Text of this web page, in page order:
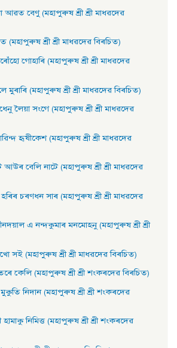
আৱত বেণু (মহাপুৰুষ শ্ৰী শ্ৰী মাধৱদেৱ
(মহাপুৰুষ শ্ৰী শ্ৰী মাধৱদেৱ বিৰচিত)
গােহাৰি (মহাপুৰুষ শ্ৰী শ্ৰী মাধৱদেৱ
মুৰাৰি (মহাপুৰুষ শ্ৰী শ্ৰী মাধৱদেৱ বিৰচিত)
লৈয়া সংগে (মহাপুৰুষ শ্ৰী শ্ৰী মাধৱদেৱ
হৃষীকেশ (মহাপুৰুষ শ্ৰী শ্ৰী মাধৱদেৱ
আউৰ বেলি নাটে (মহাপুৰুষ শ্ৰী শ্ৰী মাধৱদেৱ
চৰণধন সাৰ (মহাপুৰুষ শ্ৰী শ্ৰী মাধৱদেৱ
এ নন্দকুমাৰ মনমােহনু (মহাপুৰুষ শ্ৰী শ্ৰী
সই (মহাপুৰুষ শ্ৰী শ্ৰী মাধৱদেৱ বিৰচিত)
কেলি (মহাপুৰুষ শ্ৰী শ্ৰী শংকৰদেৱ বিৰচিত)
নিদান (মহাপুৰুষ শ্ৰী শ্ৰী শংকৰদেৱ
নিমিত্ত (মহাপুৰুষ শ্ৰী শ্ৰী শংকৰদেৱ